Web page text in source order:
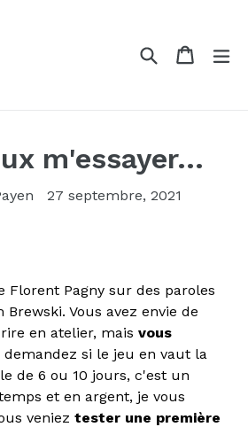
Recherche
Panier
Panier
m'essayer...
27 septembre, 2021
Florent Pagny sur des paroles
Vous avez envie de
en atelier, mais vous
demandez si le jeu en vaut la
de 6 ou 10 jours, c'est un
et en argent, je vous
veniez tester une première